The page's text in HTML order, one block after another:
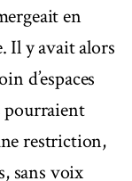
en
Il y avait alors
d’espaces
pourraient
restriction,
sans voix